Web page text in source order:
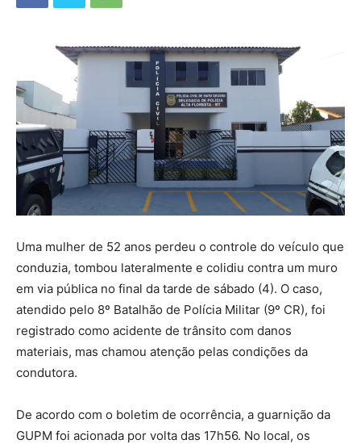
Uma mulher de 52 anos perdeu o controle do veículo que
conduzia, tombou lateralmente e colidiu contra um muro
em via pública no final da tarde de sábado (4). O caso,
atendido pelo 8º Batalhão de Polícia Militar (9º CR), foi
registrado como acidente de trânsito com danos
materiais, mas chamou atenção pelas condições da
condutora.
De acordo com o boletim de ocorrência, a guarnição da
GUPM foi acionada por volta das 17h56. No local, os